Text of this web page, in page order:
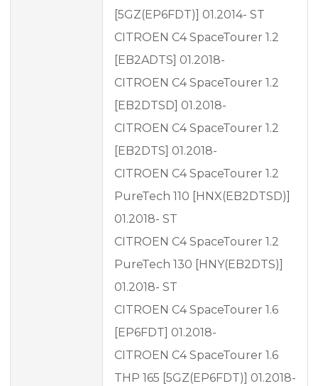
[5GZ(EP6FDT)] 01.2014- ST
CITROEN C4 SpaceTourer 1.2
[EB2ADTS] 01.2018-
CITROEN C4 SpaceTourer 1.2
[EB2DTSD] 01.2018-
CITROEN C4 SpaceTourer 1.2
[EB2DTS] 01.2018-
CITROEN C4 SpaceTourer 1.2
PureTech 110 [HNX(EB2DTSD)]
01.2018- ST
CITROEN C4 SpaceTourer 1.2
PureTech 130 [HNY(EB2DTS)]
01.2018- ST
CITROEN C4 SpaceTourer 1.6
[EP6FDT] 01.2018-
CITROEN C4 SpaceTourer 1.6
THP 165 [5GZ(EP6FDT)] 01.2018-